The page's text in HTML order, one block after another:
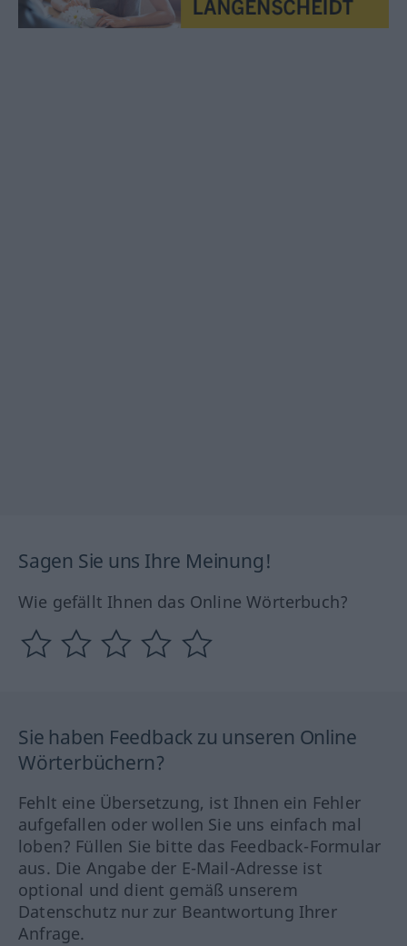
Sagen Sie uns Ihre Meinung!
Wie gefällt Ihnen das Online Wörterbuch?
Sie haben Feedback zu unseren Online
Wörterbüchern?
Fehlt eine Übersetzung, ist Ihnen ein Fehler
aufgefallen oder wollen Sie uns einfach mal
loben? Füllen Sie bitte das Feedback-Formular
aus. Die Angabe der E-Mail-Adresse ist
optional und dient gemäß unserem
Datenschutz nur zur Beantwortung Ihrer
Anfrage.